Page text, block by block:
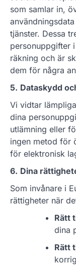
som samlar in,
tjänster. Dessa
personuppgifter
räkning och är
dem för några
5. Dataskydd
Vi vidtar
dina
utlämning eller
ingen metod för
för elektronisk
6. Dina
Som invånare i
rättigheter när
Rätt
dina
Rätt